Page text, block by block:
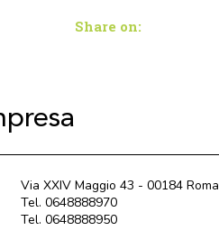
Share on:
Via XXIV Maggio 43 - 00184 Roma
Tel. 0648888970
Tel. 0648888950